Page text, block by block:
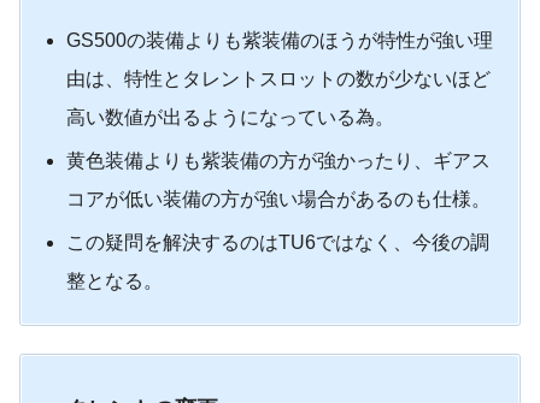
GS500の装備よりも紫装備のほうが特性が強い理
由は、特性とタレントスロットの数が少ないほど
高い数値が出るようになっている為。
黄色装備よりも紫装備の方が強かったり、ギアス
コアが低い装備の方が強い場合があるのも仕様。
この疑問を解決するのはTU6ではなく、今後の調
整となる。